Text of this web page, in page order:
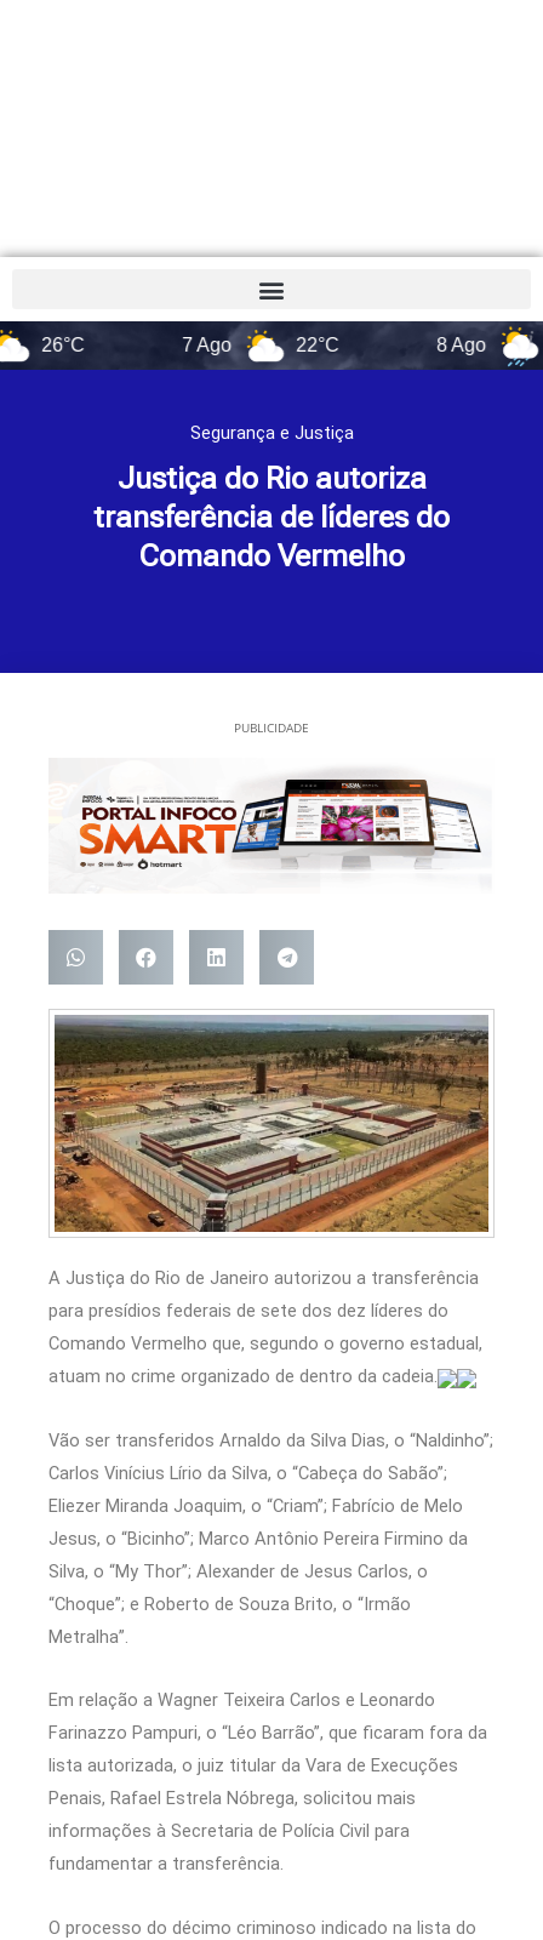
22°C 17°C
Segurança e Justiça
Justiça do Rio autoriza
transferência de líderes do
Comando Vermelho
PUBLICIDADE
A Justiça do Rio de Janeiro autorizou a transferência
para presídios federais de sete dos dez líderes do
Comando Vermelho que, segundo o governo estadual,
atuam no crime organizado de dentro da cadeia.
Vão ser transferidos Arnaldo da Silva Dias, o “Naldinho”;
Carlos Vinícius Lírio da Silva, o “Cabeça do Sabão”;
Eliezer Miranda Joaquim, o “Criam”; Fabrício de Melo
Jesus, o “Bicinho”; Marco Antônio Pereira Firmino da
Silva, o “My Thor”; Alexander de Jesus Carlos, o
“Choque”; e Roberto de Souza Brito, o “Irmão
Metralha”.
Em relação a Wagner Teixeira Carlos e Leonardo
Farinazzo Pampuri, o “Léo Barrão”, que ficaram fora da
lista autorizada, o juiz titular da Vara de Execuções
Penais, Rafael Estrela Nóbrega, solicitou mais
informações à Secretaria de Polícia Civil para
fundamentar a transferência.
O processo do décimo criminoso indicado na lista do